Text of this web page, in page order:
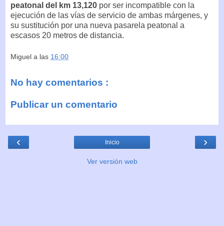
peatonal del km 13,120 por ser incompatible con la
ejecución de las vías de servicio de ambas márgenes, y
su sustitución por una nueva pasarela peatonal a
escasos 20 metros de distancia.
Miguel a las 16:00
No hay comentarios :
Publicar un comentario
‹ ›
Inicio
Ver versión web